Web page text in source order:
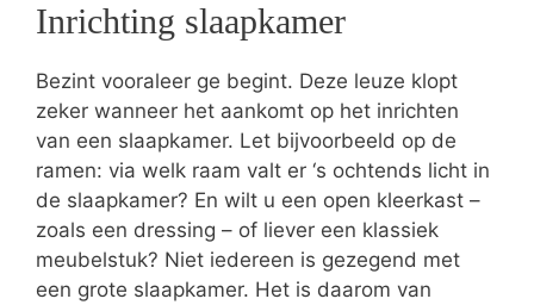
Inrichting slaapkamer
Bezint vooraleer ge begint. Deze leuze klopt
zeker wanneer het aankomt op het inrichten
van een slaapkamer. Let bijvoorbeeld op de
ramen: via welk raam valt er ‘s ochtends licht in
de slaapkamer? En wilt u een open kleerkast –
zoals een dressing – of liever een klassiek
meubelstuk? Niet iedereen is gezegend met
een grote slaapkamer. Het is daarom van